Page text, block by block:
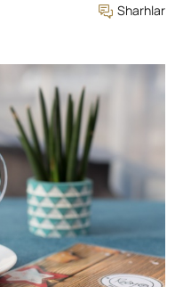
Sharhlar